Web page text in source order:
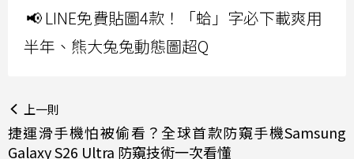
📢 LINE免費貼圖4款！「蛤」字必下載爽用
半年、熊大兔兔動態圖超Q
上一則
捷運滑手機怕被偷看？全球首款防窺手機Samsung
Galaxy S26 Ultra 防窺技術一次看懂